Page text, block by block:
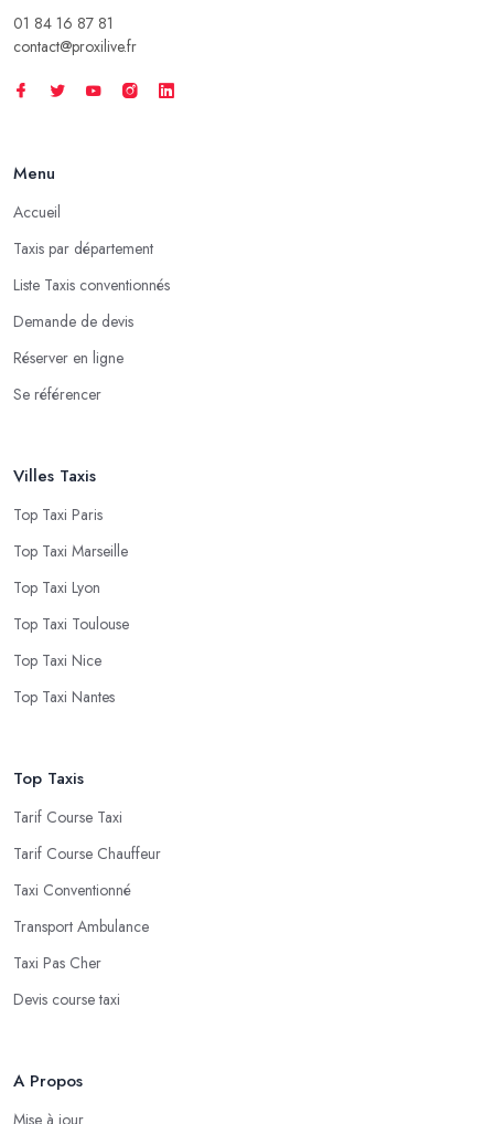
01 84 16 87 81
contact@proxilive.fr
Menu
Accueil
Taxis par département
Liste Taxis conventionnés
Demande de devis
Réserver en ligne
Se référencer
Villes Taxis
Top Taxi Paris
Top Taxi Marseille
Top Taxi Lyon
Top Taxi Toulouse
Top Taxi Nice
Top Taxi Nantes
Top Taxis
Tarif Course Taxi
Tarif Course Chauffeur
Taxi Conventionné
Transport Ambulance
Taxi Pas Cher
Devis course taxi
A Propos
Mise à jour